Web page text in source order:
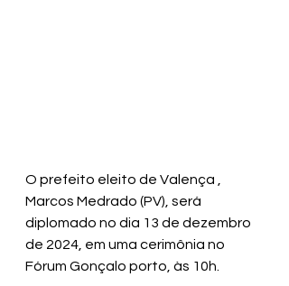
O prefeito eleito de Valença ,
Marcos Medrado (PV), será
diplomado no dia 13 de dezembro
de 2024, em uma cerimônia no
Fórum Gonçalo porto, às 10h.